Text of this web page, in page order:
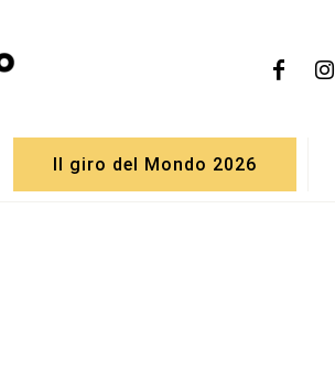
Il giro del Mondo 2026